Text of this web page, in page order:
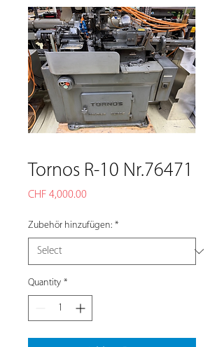
Tornos R-10 Nr.76471
CHF 4,000.00Price
Zubehör hinzufügen: *
Quantity *